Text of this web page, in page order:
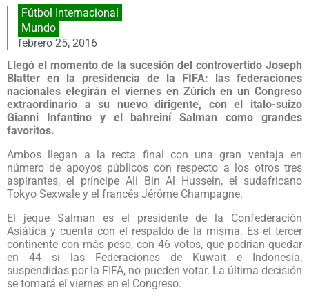
Fútbol Internacional
Mundo
febrero 25, 2016
Llegó el momento de la sucesión del controvertido Joseph
Blatter en la presidencia de la FIFA: las federaciones
nacionales elegirán el viernes en Zúrich en un Congreso
extraordinario a su nuevo dirigente, con el italo-suizo
Gianni Infantino y el bahreiní Salman como grandes
favoritos.
Ambos llegan a la recta final con una gran ventaja en
número de apoyos públicos con respecto a los otros tres
aspirantes, el príncipe Ali Bin Al Hussein, el sudafricano
Tokyo Sexwale y el francés Jérôme Champagne.
El jeque Salman es el presidente de la Confederación
Asiática y cuenta con el respaldo de la misma. Es el tercer
continente con más peso, con 46 votos, que podrían quedar
en 44 si las Federaciones de Kuwait e Indonesia,
suspendidas por la FIFA, no pueden votar. La última decisión
se tomará el viernes en el Congreso.